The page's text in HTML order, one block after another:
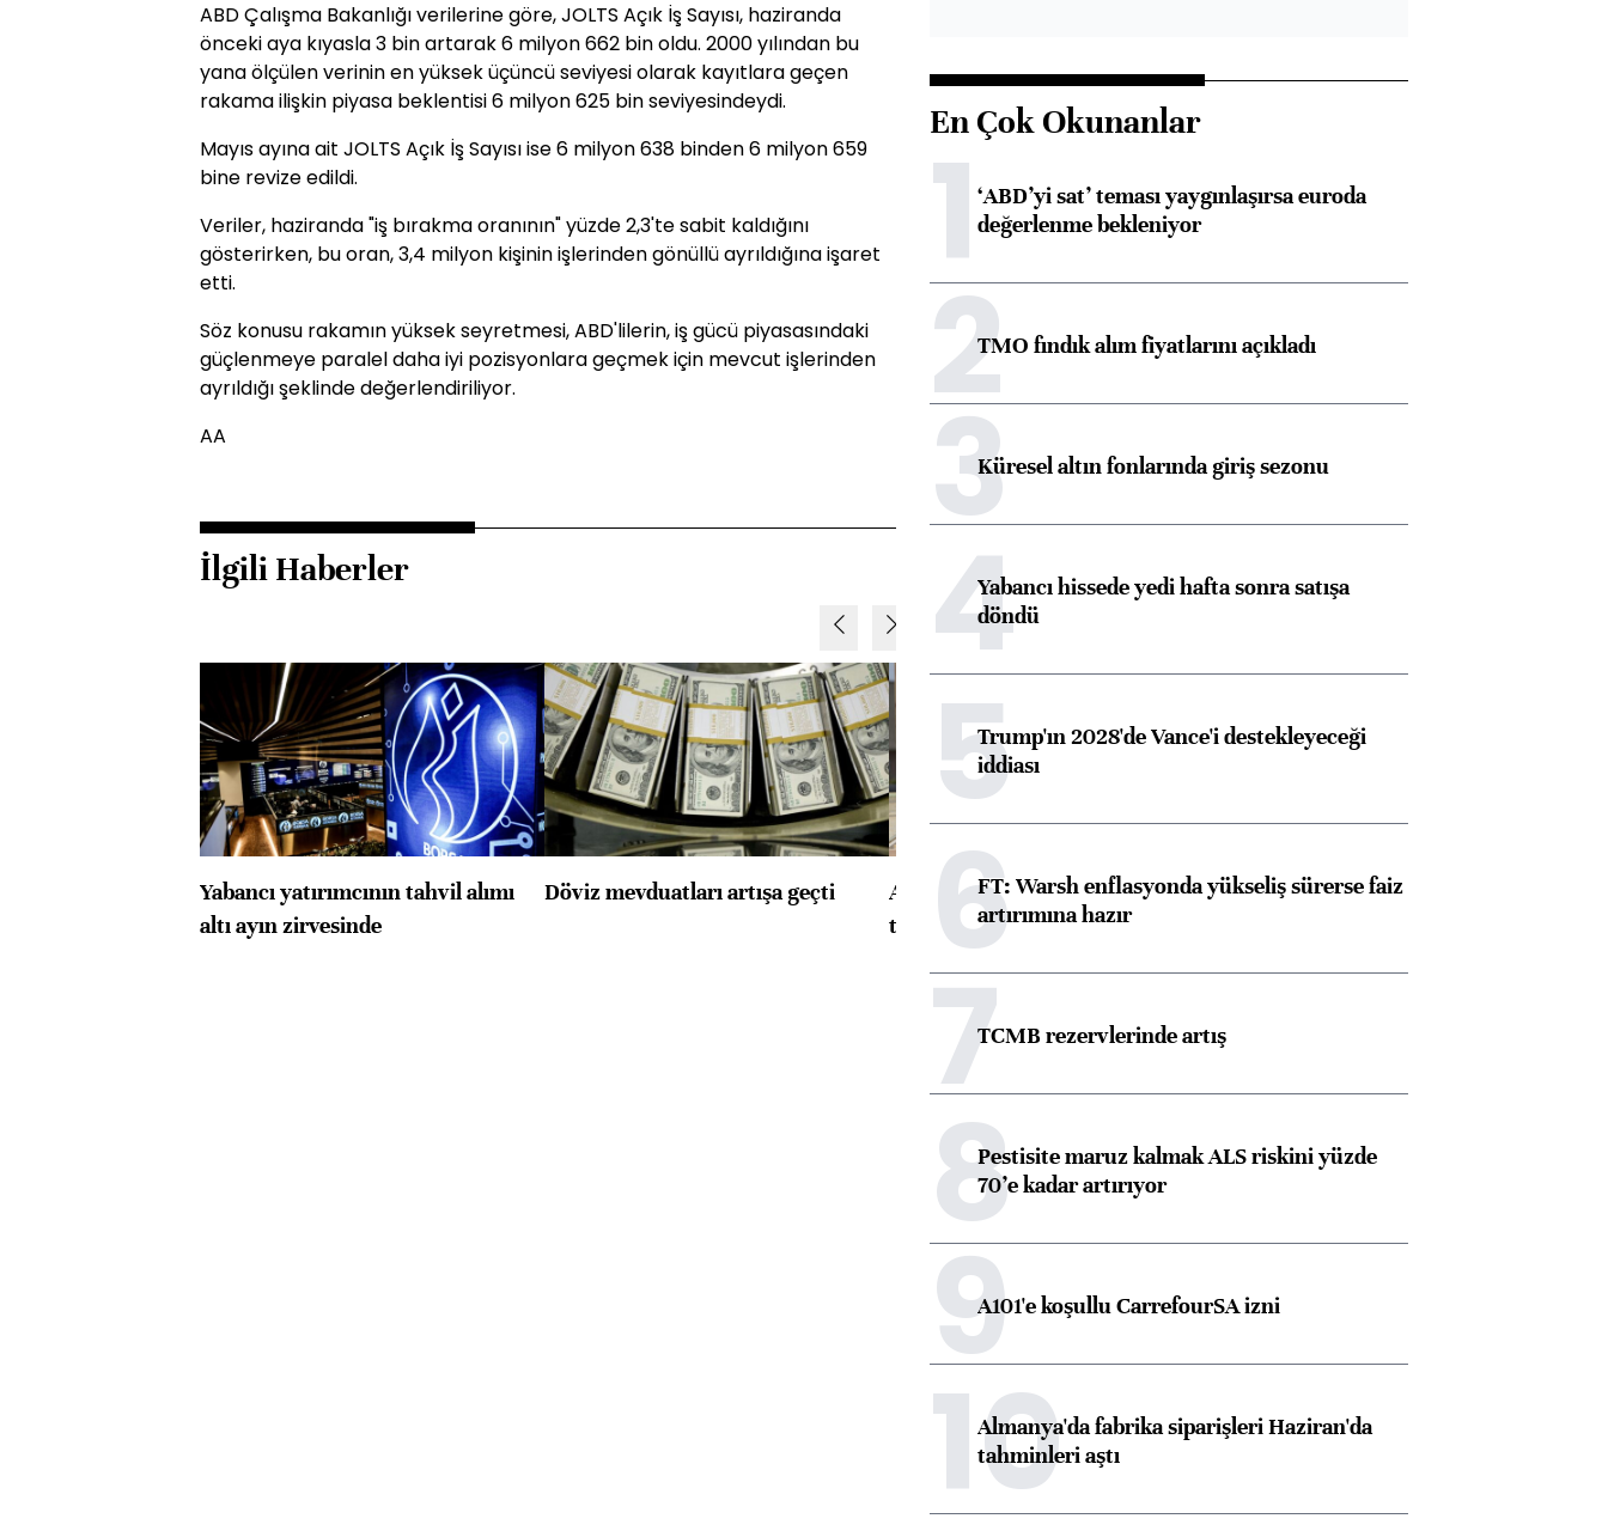
ABD Çalışma Bakanlığı verilerine göre, JOLTS Açık İş Sayısı, haziranda
önceki aya kıyasla 3 bin artarak 6 milyon 662 bin oldu. 2000 yılından bu
yana ölçülen verinin en yüksek üçüncü seviyesi olarak kayıtlara geçen
rakama ilişkin piyasa beklentisi 6 milyon 625 bin seviyesindeydi.
Mayıs ayına ait JOLTS Açık İş Sayısı ise 6 milyon 638 binden 6 milyon 659
bine revize edildi.
Veriler, haziranda "iş bırakma oranının" yüzde 2,3'te sabit kaldığını
gösterirken, bu oran, 3,4 milyon kişinin işlerinden gönüllü ayrıldığına işaret
etti.
Söz konusu rakamın yüksek seyretmesi, ABD'lilerin, iş gücü piyasasındaki
güçlenmeye paralel daha iyi pozisyonlara geçmek için mevcut işlerinden
ayrıldığı şeklinde değerlendiriliyor.
AA
İlgili Haberler
Yabancı yatırımcının tahvil alımı
altı ayın zirvesinde
Döviz mevduatları artışa geçti
ABD'de konut başlangıçları
toparlandı
konusunda Unicredit ile
En Çok Okunanlar
1‘ABD’yi sat’ teması yaygınlaşırsa euroda
değerlenme bekleniyor
2TMO fındık alım fiyatlarını açıkladı
3Küresel altın fonlarında giriş sezonu
4Yabancı hissede yedi hafta sonra satışa
döndü
5Trump'ın 2028'de Vance'i destekleyeceği
iddiası
6FT: Warsh enflasyonda yükseliş sürerse faiz
artırımına hazır
7TCMB rezervlerinde artış
8Pestisite maruz kalmak ALS riskini yüzde
70’e kadar artırıyor
9A101'e koşullu CarrefourSA izni
10
Almanya'da fabrika siparişleri Haziran'da
tahminleri aştı